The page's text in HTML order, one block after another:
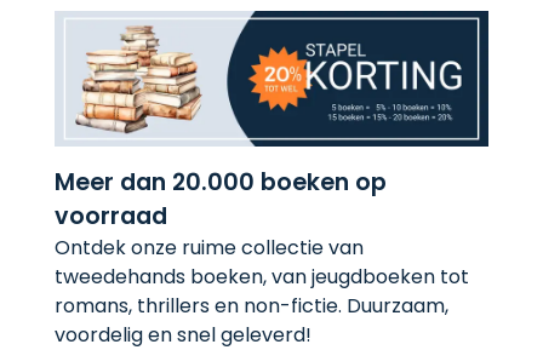
Meer dan 20.000 boeken op
voorraad
Ontdek onze ruime collectie van
tweedehands boeken, van jeugdboeken tot
romans, thrillers en non-fictie. Duurzaam,
voordelig en snel geleverd!